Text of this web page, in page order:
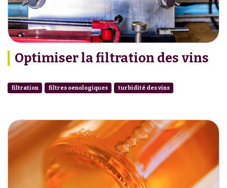
Optimiser la filtration des vins
filtration filtres oenologiques turbidité des vins